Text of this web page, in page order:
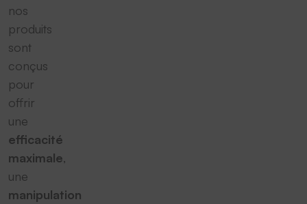
nos
produits
sont
conçus
pour
offrir
une
efficacité
maximale,
une
manipulation